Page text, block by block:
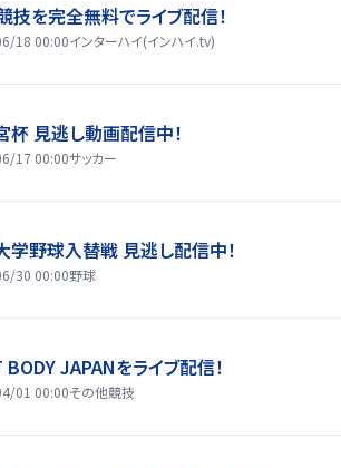
技を完全無料でライブ配信！
18 00:00インターハイ(インハイ.tv)
杯 見逃し動画配信中！
17 00:00サッカー
学野球入替戦 見逃し配信中！
30 00:00野球
BODY JAPANをライブ配信！
01 00:00その他競技